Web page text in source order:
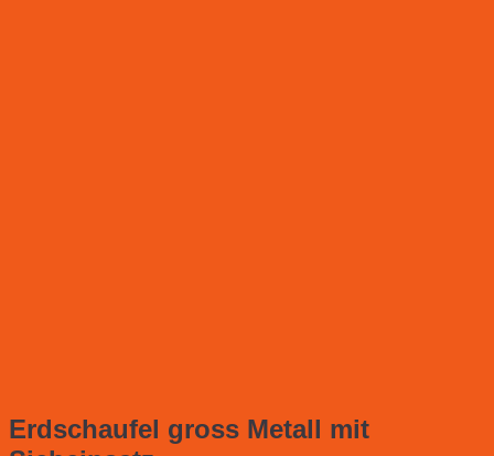
Erdschaufel gross Metall mit